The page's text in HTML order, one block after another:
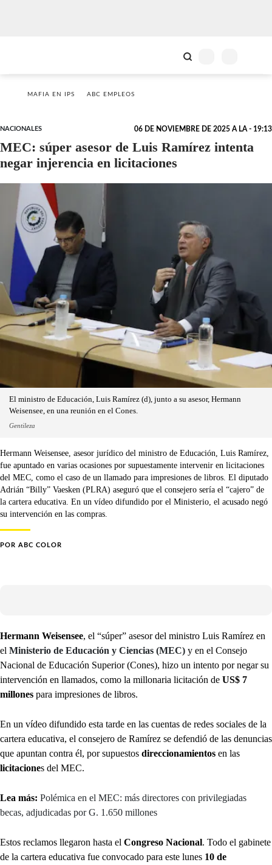
MAFIA EN IPS ABC EMPLEOS
NACIONALES 06 DE NOVIEMBRE DE 2025 A LA - 19:13
MEC: súper asesor de Luis Ramírez intenta
negar injerencia en licitaciones
El ministro de Educación, Luis Ramírez (d), junto a su asesor, Hermann
Weisensee, en una reunión en el Cones.
Gentileza
Hermann Weisensee, asesor jurídico del ministro de Educación, Luis Ramírez,
fue apuntado en varias ocasiones por supuestamente intervenir en licitaciones
del MEC, como el caso de un llamado para impresiones de libros. El diputado
Adrián “Billy” Vaesken (PLRA) aseguró que el consejero sería el “cajero” de
la cartera educativa. En un vídeo difundido por el Ministerio, el acusado negó
su intervención en las compras.
POR ABC COLOR
Hermann Weisensee, el “súper” asesor del ministro Luis Ramírez en
el Ministerio de Educación y Ciencias (MEC) y en el Consejo
Nacional de Educación Superior (Cones), hizo un intento por negar su
intervención en llamados, como la millonaria licitación de US$ 7
millones para impresiones de libros.
En un vídeo difundido esta tarde en las cuentas de redes sociales de la
cartera educativa, el consejero de Ramírez se defendió de las denuncias
que apuntan contra él, por supuestos direccionamientos en las
licitaciones del MEC.
Lea más: Polémica en el MEC: más directores con privilegiadas
becas, adjudicadas por G. 1.650 millones
Estos reclamos llegaron hasta el Congreso Nacional. Todo el gabinete
de la cartera educativa fue convocado para este lunes 10 de